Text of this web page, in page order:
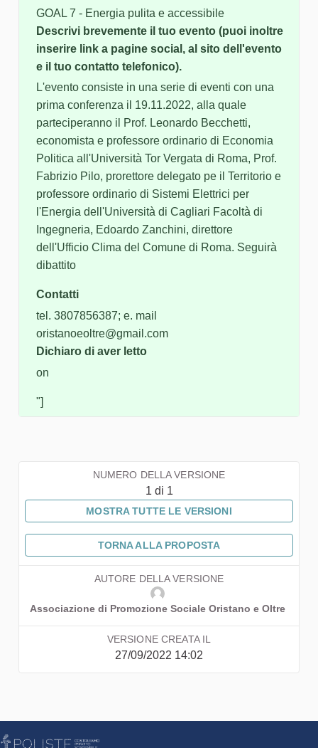
GOAL 7 - Energia pulita e accessibile
Descrivi brevemente il tuo evento (puoi inoltre
inserire link a pagine social, al sito dell'evento
e il tuo contatto telefonico).
L'evento consiste in una serie di eventi con una
prima conferenza il 19.11.2022, alla quale
parteciperanno il Prof. Leonardo Becchetti,
economista e professore ordinario di Economia
Politica all'Università Tor Vergata di Roma, Prof.
Fabrizio Pilo, prorettore delegato pe il Territorio e
professore ordinario di Sistemi Elettrici per
l'Energia dell'Università di Cagliari Facoltà di
Ingegneria, Edoardo Zanchini, direttore
dell'Ufficio Clima del Comune di Roma. Seguirà
dibattito
Contatti
tel. 3807856387; e. mail
oristanoeoltre@gmail.com
Dichiaro di aver letto
on
"]
NUMERO DELLA VERSIONE
1 di 1
MOSTRA TUTTE LE VERSIONI
TORNA ALLA PROPOSTA
AUTORE DELLA VERSIONE
Associazione di Promozione Sociale Oristano e Oltre
VERSIONE CREATA IL
27/09/2022 14:02